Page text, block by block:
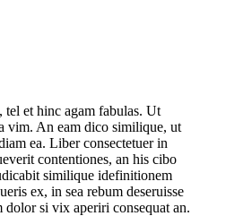
et hinc agam fabulas. Ut
vim. An eam dico similique, ut
ea. Liber consectetuer in
contentiones, an his cibo
similique idefinitionem
ex, in sea rebum deseruisse
dolor si vix aperiri consequat an.